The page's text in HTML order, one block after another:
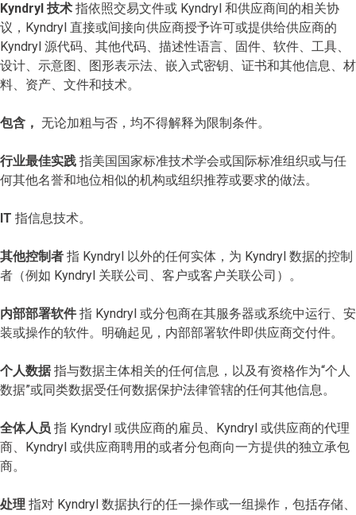
Kyndryl 技术 指依照交易文件或 Kyndryl 和供应商间的相关协
议，Kyndryl 直接或间接向供应商授予许可或提供给供应商的
Kyndryl 源代码、其他代码、描述性语言、固件、软件、工具、
设计、示意图、图形表示法、嵌入式密钥、证书和其他信息、材
料、资产、文件和技术。
包含， 无论加粗与否，均不得解释为限制条件。
行业最佳实践 指美国国家标准技术学会或国际标准组织或与任
何其他名誉和地位相似的机构或组织推荐或要求的做法。
IT 指信息技术。
其他控制者 指 Kyndryl 以外的任何实体，为 Kyndryl 数据的控制
者（例如 Kyndryl 关联公司、客户或客户关联公司）。
内部部署软件指 Kyndryl 或分包商在其服务器或系统中运行、安
装或操作的软件。明确起见，内部部署软件即供应商交付件。
个人数据指与数据主体相关的任何信息，以及有资格作为“个人
数据”或同类数据受任何数据保护法律管辖的任何其他信息。
全体人员 指 Kyndryl 或供应商的雇员、Kyndryl 或供应商的代理
商、Kyndryl 或供应商聘用的或者分包商向一方提供的独立承包
商。
处理 指对 Kyndryl 数据执行的任一操作或一组操作，包括存储、